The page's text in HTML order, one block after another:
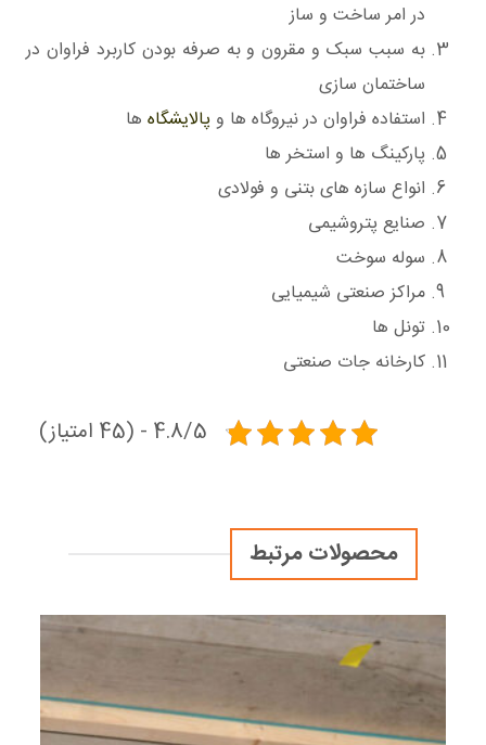
در امر ساخت و ساز
به سبب سبک و مقرون و به صرفه بودن کاربرد فراوان در
ساختمان سازی
استفاده فراوان در نیروگاه ها وپالایشگاه ها
پارکینگ ها و استخر ها
انواع سازه های بتنی و فولادی
صنایع پتروشیمی
سوله سوخت
مراکز صنعتی شیمیایی
تونل ها
کارخانه جات صنعتی
4.8/5 - (45 امتیاز)
محصولات مرتبط